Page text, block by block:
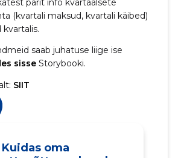
pärit info kvartaalsete
(kvartali maksud, kvartali käibed)
saab juhatuse liige ise
sisse Storybooki.
SIIT
Kuidas oma